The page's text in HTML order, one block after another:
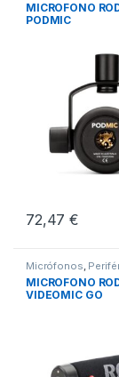
MICROFONO
PODMIC
72,47€
Micrófonos,
MICROFONO
VIDEOMIC GO